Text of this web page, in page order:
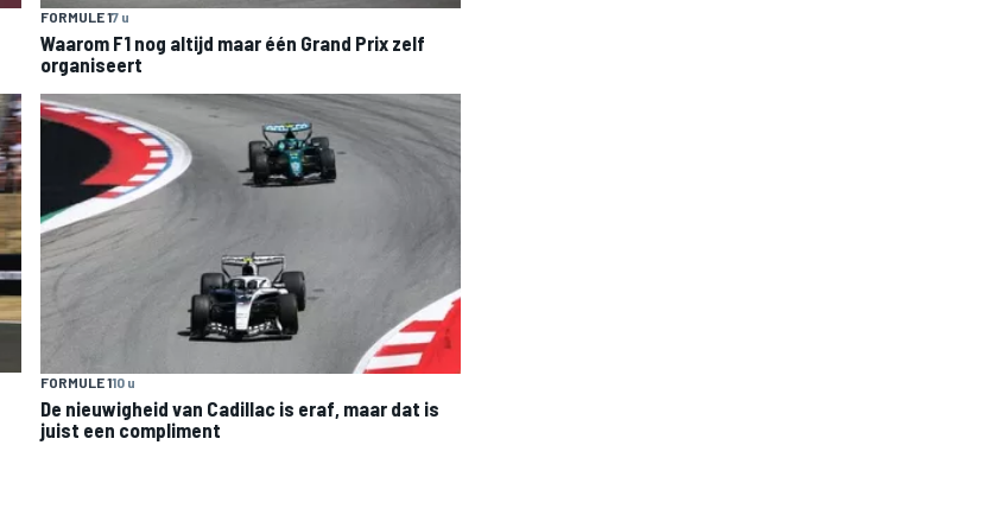
FORMULE 17 u
Waarom F1 nog altijd maar één Grand Prix zelf
organiseert
FORMULE 110 u
De nieuwigheid van Cadillac is eraf, maar dat is
juist een compliment